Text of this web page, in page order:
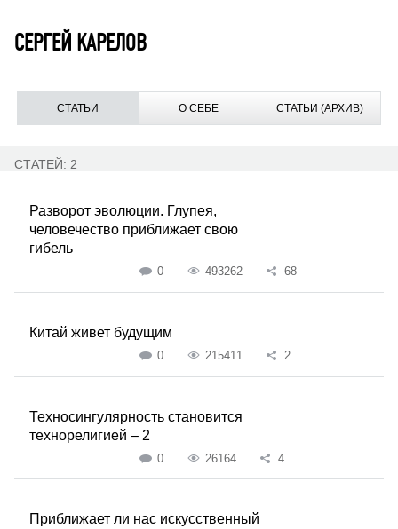
СЕРГЕЙ КАРЕЛОВ
СТАТЬИ О СЕБЕ СТАТЬИ (АРХИВ)
СТАТЕЙ: 2
Разворот эволюции. Глупея,
человечество приближает свою
гибель
0 493262 68
Китай живет будущим
0 215411 2
Техносингулярность становится
технорелигией – 2
0 26164 4
Приближает ли нас искусственный